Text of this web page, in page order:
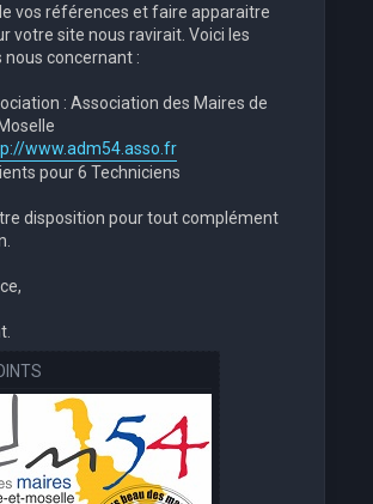
vos références et faire apparaitre
votre site nous ravirait. Voici les
concernant :
: Association des Maires de
www.adm54.asso.fr
pour 6 Techniciens
disposition pour tout complément